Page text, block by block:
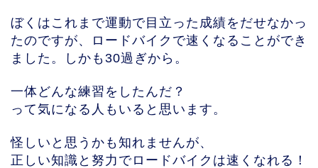
ぼくはこれまで運動で目立った成績をだせなかっ
たのですが、ロードバイクで速くなることができ
ました。しかも30過ぎから。
一体どんな練習をしたんだ？
って気になる人もいると思います。
怪しいと思うかも知れませんが、
正しい知識と努力でロードバイクは速くなれる！